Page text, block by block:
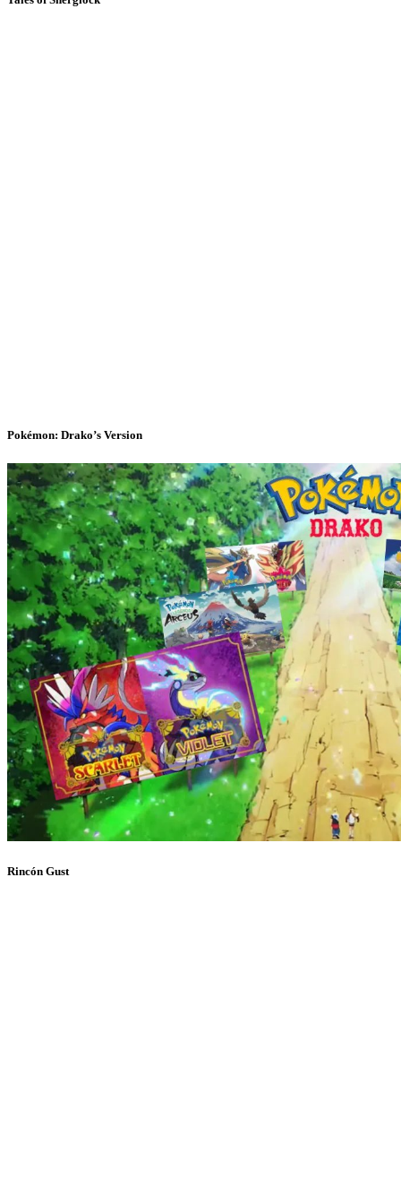
Pokémon: Drako’s Version
Rincón Gust